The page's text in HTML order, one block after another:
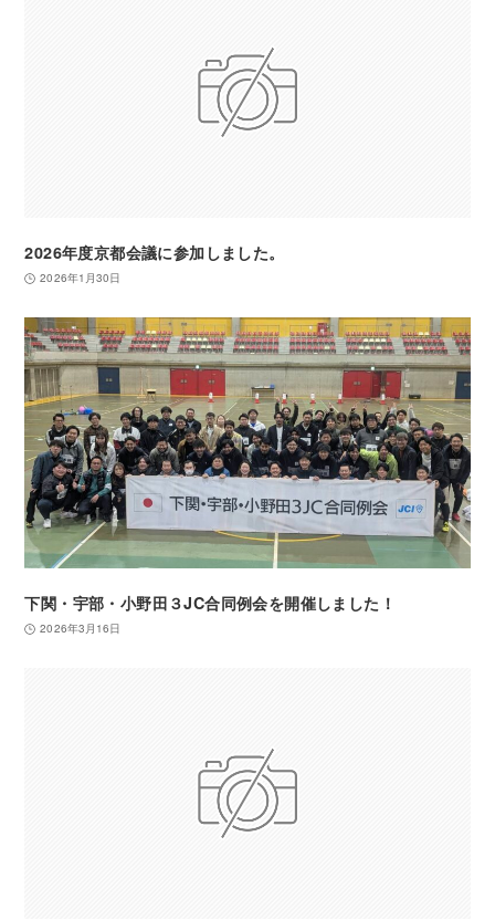
2026年度京都会議に参加しました。
2026年1月30日
下関・宇部・小野田３JC合同例会を開催しました！
2026年3月16日